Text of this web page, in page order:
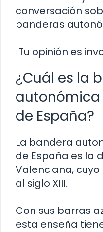
conversación
banderas
¡Tu opinión es
¿Cuál es la
de España?
La bandera
de España es la
Valenciana,
al siglo XIII.
Con sus barras
esta enseña